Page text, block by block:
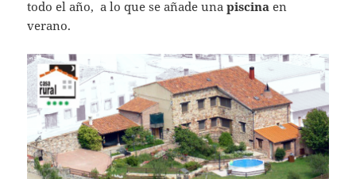
todo el año, a lo que se añade unapiscina en
verano.